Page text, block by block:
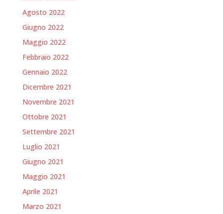
Agosto 2022
Giugno 2022
Maggio 2022
Febbraio 2022
Gennaio 2022
Dicembre 2021
Novembre 2021
Ottobre 2021
Settembre 2021
Luglio 2021
Giugno 2021
Maggio 2021
Aprile 2021
Marzo 2021